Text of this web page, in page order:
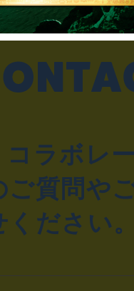
ラボレ
質問や
ください